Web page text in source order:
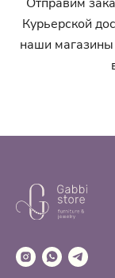
Отправим
Курьерской
наши